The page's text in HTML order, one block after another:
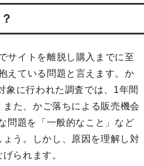
サイトを離脱し購入までに至
えている問題と言えます。か
象に行われた調査では、1年間
た、かご落ちによる販売機会
問題を「一般的なこと」など
う。しかし、原因を理解し対
られます。